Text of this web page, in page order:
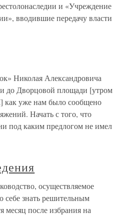
и «Учреждение
вводившие передачу власти
Николая Александровича
до Дворцовой площади [утром
как уже нам было сообщено
Начать с того, что
под каким предлогом не имел
осуществляемое
себе знать решительным
месяц после избрания на